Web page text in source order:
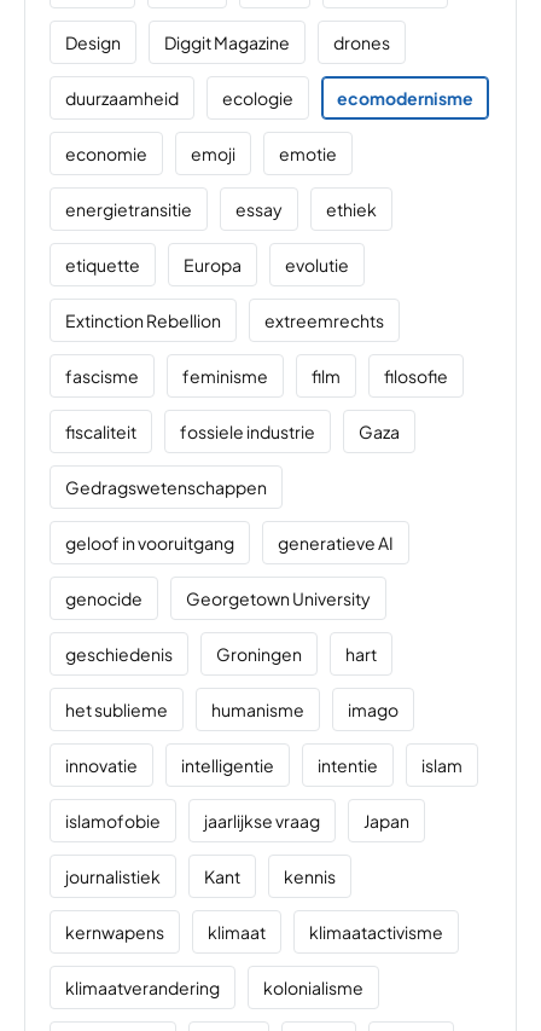
Design Diggit Magazine drones
duurzaamheid ecologie ecomodernisme
economie emoji emotie
energietransitie essay ethiek
etiquette Europa evolutie
Extinction Rebellion extreemrechts
fascisme feminisme film filosofie
fiscaliteit fossiele industrie Gaza
Gedragswetenschappen
geloof in vooruitgang generatieve AI
genocide Georgetown University
geschiedenis Groningen hart
het sublieme humanisme imago
innovatie intelligentie intentie islam
islamofobie jaarlijkse vraag Japan
journalistiek Kant kennis
kernwapens klimaat klimaatactivisme
klimaatverandering kolonialisme